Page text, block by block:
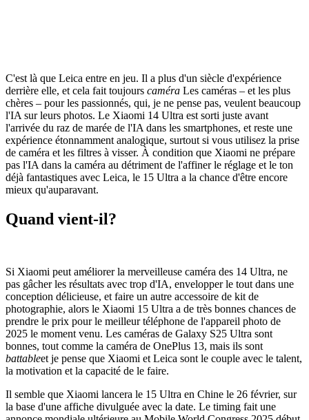
C'est là que Leica entre en jeu. Il a plus d'un siècle d'expérience
derrière elle, et cela fait toujours caméra Les caméras – et les plus
chères – pour les passionnés, qui, je ne pense pas, veulent beaucoup
l'IA sur leurs photos. Le Xiaomi 14 Ultra est sorti juste avant
l'arrivée du raz de marée de l'IA dans les smartphones, et reste une
expérience étonnamment analogique, surtout si vous utilisez la prise
de caméra et les filtres à visser. À condition que Xiaomi ne prépare
pas l'IA dans la caméra au détriment de l'affiner le réglage et le ton
déjà fantastiques avec Leica, le 15 Ultra a la chance d'être encore
mieux qu'auparavant.
Quand vient-il?
Si Xiaomi peut améliorer la merveilleuse caméra des 14 Ultra, ne
pas gâcher les résultats avec trop d'IA, envelopper le tout dans une
conception délicieuse, et faire un autre accessoire de kit de
photographie, alors le Xiaomi 15 Ultra a de très bonnes chances de
prendre le prix pour le meilleur téléphone de l'appareil photo de
2025 le moment venu. Les caméras de Galaxy S25 Ultra sont
bonnes, tout comme la caméra de OnePlus 13, mais ils sont
battableet je pense que Xiaomi et Leica sont le couple avec le talent,
la motivation et la capacité de le faire.
Il semble que Xiaomi lancera le 15 Ultra en Chine le 26 février, sur
la base d'une affiche divulguée avec la date. Le timing fait une